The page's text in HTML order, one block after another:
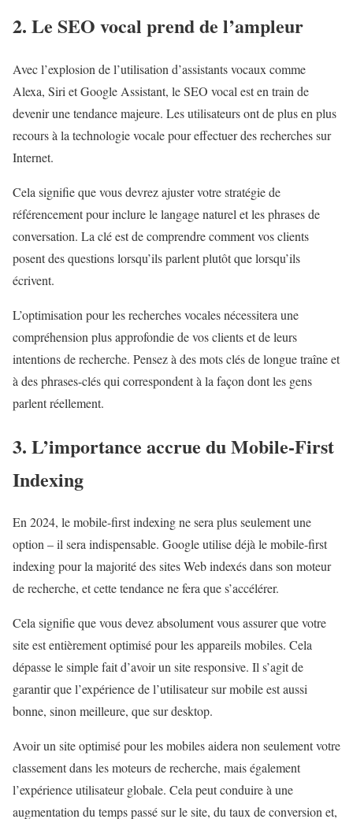
2. Le SEO vocal prend de l’ampleur
Avec l’explosion de l’utilisation d’assistants vocaux comme
Alexa, Siri et Google Assistant, le SEO vocal est en train de
devenir une tendance majeure. Les utilisateurs ont de plus en plus
recours à la technologie vocale pour effectuer des recherches sur
Internet.
Cela signifie que vous devrez ajuster votre stratégie de
référencement pour inclure le langage naturel et les phrases de
conversation. La clé est de comprendre comment vos clients
posent des questions lorsqu’ils parlent plutôt que lorsqu’ils
écrivent.
L’optimisation pour les recherches vocales nécessitera une
compréhension plus approfondie de vos clients et de leurs
intentions de recherche. Pensez à des mots clés de longue traîne et
à des phrases-clés qui correspondent à la façon dont les gens
parlent réellement.
3. L’importance accrue du Mobile-First
Indexing
En 2024, le mobile-first indexing ne sera plus seulement une
option – il sera indispensable. Google utilise déjà le mobile-first
indexing pour la majorité des sites Web indexés dans son moteur
de recherche, et cette tendance ne fera que s’accélérer.
Cela signifie que vous devez absolument vous assurer que votre
site est entièrement optimisé pour les appareils mobiles. Cela
dépasse le simple fait d’avoir un site responsive. Il s’agit de
garantir que l’expérience de l’utilisateur sur mobile est aussi
bonne, sinon meilleure, que sur desktop.
Avoir un site optimisé pour les mobiles aidera non seulement votre
classement dans les moteurs de recherche, mais également
l’expérience utilisateur globale. Cela peut conduire à une
augmentation du temps passé sur le site, du taux de conversion et,